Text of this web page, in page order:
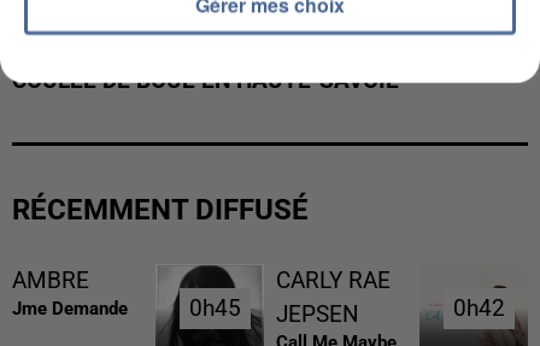
COULÉE DE BOUE EN HAUTE-SAVOIE
RÉCEMMENT DIFFUSÉ
AMBRE
Jme Demande 0h45
0h45
CARLY RAE
JEPSEN
0h42
0h42